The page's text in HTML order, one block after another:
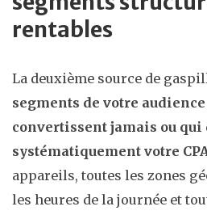
rentables
La deuxième source de
segments de votre
convertissent jamais ou qui
systématiquement votre
appareils, toutes les zones
les heures de la journée et